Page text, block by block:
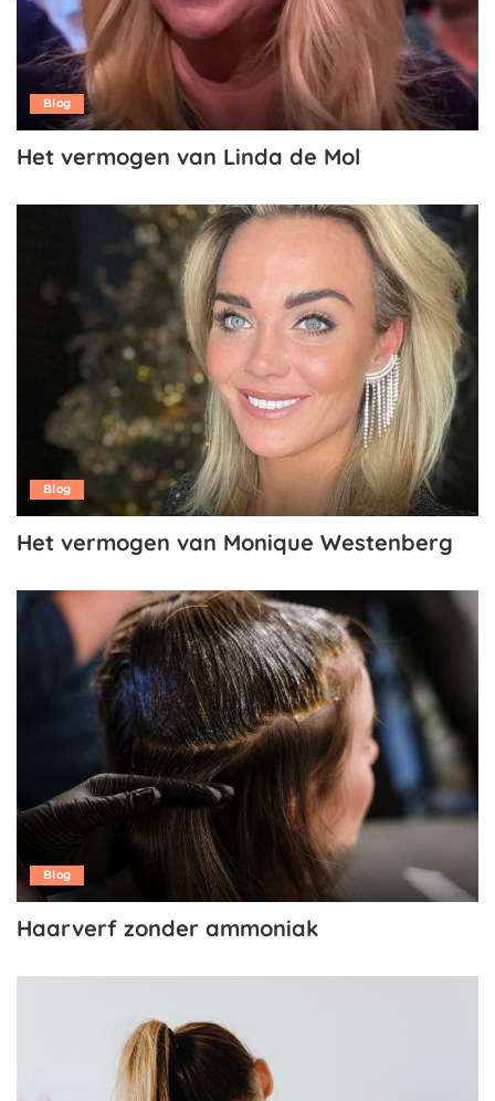
Blog
Het vermogen van Linda de Mol
Blog
Het vermogen van Monique Westenberg
Blog
Haarverf zonder ammoniak